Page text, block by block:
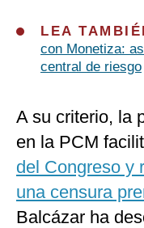
LEA
con Monetiza:
central de riesgo
A su criterio, la
en la PCM
del Congreso y
una censura
Balcázar ha